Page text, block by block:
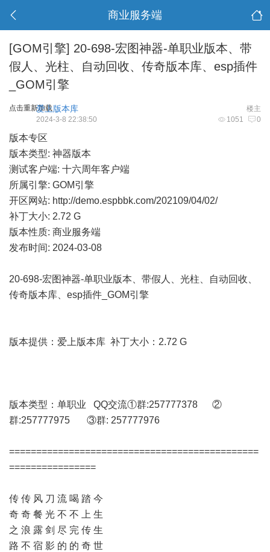
商业服务端
[GOM引擎] 20-698-宏图神器-单职业版本、带
假人、光柱、自动回收、传奇版本库、esp插件
_GOM引擎
点击重新加载 楼主
爱上版本库
1051 0
2024-3-8 22:38:50
版本专区
版本类型: 神器版本
测试客户端: 十六周年客户端
所属引擎: GOM引擎
开区网站: http://demo.espbbk.com/202109/04/02/
补丁大小: 2.72 G
版本性质: 商业服务端
发布时间: 2024-03-08
20-698-宏图神器-单职业版本、带假人、光柱、自动回收、
传奇版本库、esp插件_GOM引擎
版本提供：爱上版本库 补丁大小：2.72 G
版本类型：单职业 QQ交流①群:257777378 ②
群:257777975 ③群: 257777976
==============================================
================
传 传 风 刀 流 喝 踏 今
奇 奇 餐 光 不 不 上 生
之 浪 露 剑 尽 完 传 生
路 不 宿 影 的 的 奇 世